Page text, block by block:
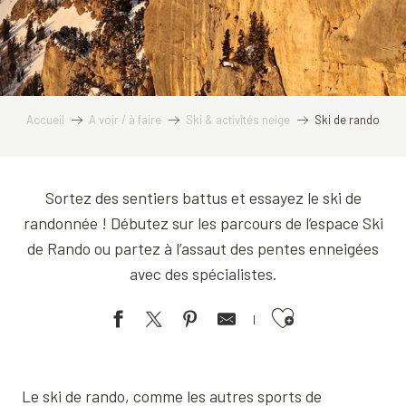
Accueil A voir / à faire Ski & activités neige Ski de rando
Sortez des sentiers battus et essayez le ski de
randonnée ! Débutez sur les parcours de l’espace Ski
de Rando ou partez à l’assaut des pentes enneigées
avec des spécialistes.
Ajouter aux favoris
Le ski de rando, comme les autres sports de